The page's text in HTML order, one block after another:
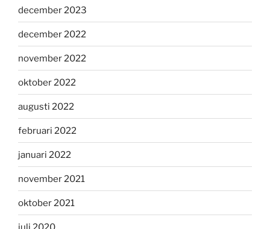
december 2023
december 2022
november 2022
oktober 2022
augusti 2022
februari 2022
januari 2022
november 2021
oktober 2021